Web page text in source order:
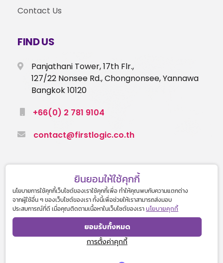
ยินยอมให้ใช้คุกกี้
นโยบายการใช้คุกกี้เว็บไซต์ของเราใช้คุกกี้เพื่อ ทำให้คุณพบกับความแตกต่าง
จากผู้ใช้อื่น ๆ ของเว็บไซต์ของเรา ทั้งนี้เพื่อช่วยให้เราสามารถส่งมอบ
ประสบการณ์ที่ดี เมื่อคุณติดตามเนื้อหาในเว็บไซต์ของเรานโยบายคุกกี้
ยอมรับทั้งหมด
การตั้งค่าคุกกี้
Contact Us
FIND US
Panjathani Tower, 17th Flr.,
127/22 Nonsee Rd., Chongnonsee, Yannawa
Bangkok 10120
+66(0) 2 781 9104
contact@firstlogic.co.th
© 2022 First Logic Co.,Ltd. All rights reserved.